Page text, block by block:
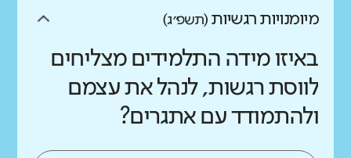
מיומנויות רגשיות (תשפ״ג)
באיזו מידה התלמידים מצליחים
לווסת רגשות, לנהל את עצמם
ולהתמודד עם אתגרים?